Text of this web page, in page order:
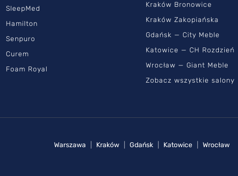
SleepMed
Hamilton
Senpuro
Curem
Foam Royal
Kraków Bronowice
Kraków Zakopiańska
Gdańsk — City Meble
Katowice — CH Rozdzień
Wrocław — Giant Meble
Zobacz wszystkie salony
Warszawa Kraków Gdańsk Katowice Wrocław